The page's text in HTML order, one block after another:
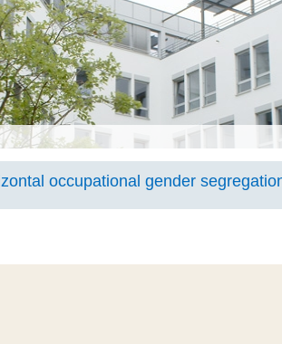
occupational gender